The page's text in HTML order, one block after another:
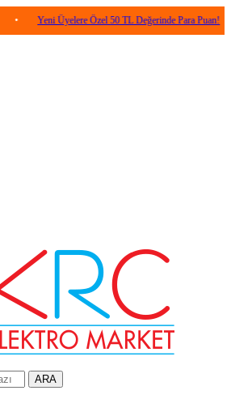
Yeni Üyelere Özel 50 TL Değerinde Para Puan! •
ARA